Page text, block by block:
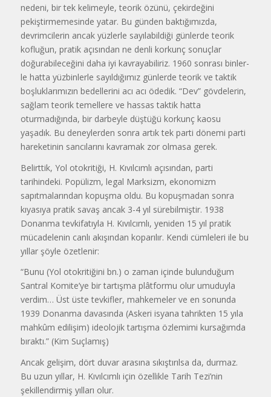
nedeni, bir tek kelimeyle, teorik özünü, çekirdeğini
pekiştirmemesinde yatar. Bu günden baktığımızda,
devrimcilerin ancak yüzlerle sayılabildiği günlerde teorik
kofluğun, pratik açısından ne denli korkunç sonuçlar
doğurabileceğini daha iyi kavrayabiliriz. 1960 sonrası binler­
le hatta yüzbinlerle sayıldığımız günlerde teorik ve taktik
boşluklarımızın bedellerini acı acı ödedik. “Dev” gövdelerin,
sağlam teorik temellere ve hassas taktik hatta
oturmadığında, bir darbeyle düştüğü korkunç kaosu
yaşadık. Bu deneylerden sonra artık tek parti dönemi parti
hareketinin sancılarını kavramak zor olmasa gerek.
Belirttik, Yol otokritiği, H. Kıvılcımlı açısından, parti
tarihindeki. Popülizm, legal Marksizm, ekonomizm
sapıtmalarından kopuşma oldu. Bu kopuşmadan sonra
kıyasıya pratik savaş ancak 3-4 yıl sürebilmiştir. 1938
Donanma tevkifatıyla H. Kıvılcımlı, yeniden 15 yıl pratik
mücadelenin canlı akışından koparılır. Kendi cümleleri ile bu
yıllar şöyle özetlenir:
“Bunu (Yol otokritiğini bn.) o zaman içinde bulunduğum
Santral Komite’ye bir tartışma plâtformu olur umuduyla
verdim… Üst üste tevkifler, mahkemeler ve en sonunda
1939 Donanma davasında (Askeri isyana tahrikten 15 yıla
mahkûm edilişim) ideolojik tartışma özlemimi kursağımda
bıraktı.” (Kim Suçlamış)
Ancak gelişim, dört duvar arasına sıkıştırılsa da, durmaz.
Bu uzun yıllar, H. Kıvılcımlı için özellikle Tarih Tezi’nin
şekillendirmiş yılları olur.